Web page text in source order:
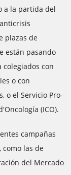
a la partida del
plazas de
están pasando
colegiados con
o con
o el Servicio Pro-
(ICO).
campañas
las de
del Mercado